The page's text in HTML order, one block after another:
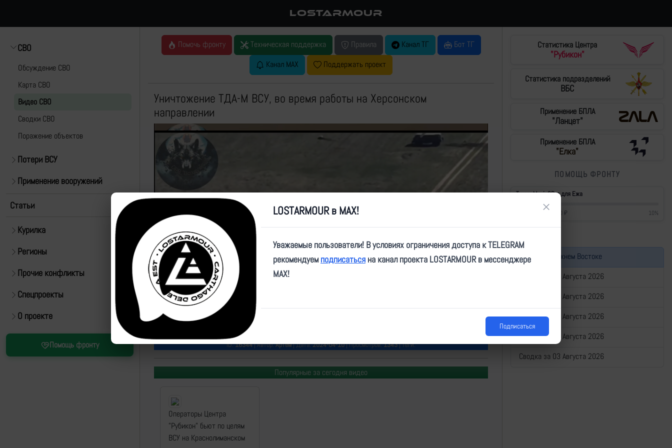
LOSTARMOUR
СВО
Обсуждение СВО
Карта СВО
Видео СВО
Cводки СВО
Поражение объектов
Потери ВСУ
Применение вооружений
Статьи
Курилка
Регионы
Прочие конфликты
Спецпроекты
О проекте
Помощь фронту
Помочь фронту Техническая поддержка Правила Канал ТГ
Бот ТГ
Канал MAX
Поддержать проект
Уничтожение ТДА-М ВСУ, во время работы на Херсонском
направлении
Play
Video
Источник:https://t.me/orvvozdyx/43
ID:16344| Автор:Артем| Дата:2024-04-10| Просмотров:1343| Теги:
Популярные за сегодня видео
Операторы Центра
"Рубикон" бьют по целям
ВСУ на Краснолиманском
Статистика Центра
"Рубикон"
Статистика подразделений
ВБС
Применение БПЛА
"Ланцет"
Применение БПЛА
"Елка"
ПОМОЩЬ ФРОНТУ
Тушки Mavic3Pro для Ежа
430 000 ₽ 10%
Война на Ближнем Востоке
Сводка за 07 Августа 2026
Сводка за 06 Августа 2026
Сводка за 05 Августа 2026
Сводка за 04 Августа 2026
Сводка за 03 Августа 2026
LOSTARMOUR в MAX! ×
Уважаемые пользователи! В условиях ограничения доступа к TELEGRAM
рекомендуем подписаться на канал проекта LOSTARMOUR в мессенджере
MAX!
Подписаться